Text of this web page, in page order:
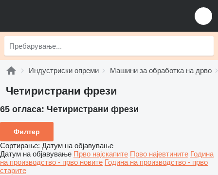
Индустриски опреми Машини за обработка на дрво
Четиристрани фрези
65 огласа: Четиристрани фрези
Филтер
Сортирање: Датум на објавување
Датум на објавување Прво најскапите Прво најевтините Година
на производство - прво новите Година на производство - прво
старите